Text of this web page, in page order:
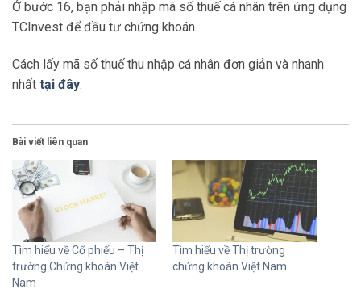
Ở bước 16, bạn phải nhập mã số thuế cá nhân trên ứng dụng
TCInvest để đầu tư chứng khoán.
Cách lấy mã số thuế thu nhập cá nhân đơn giản và nhanh
nhất tại đây.
Bài viết liên quan
Tìm hiểu về Cổ phiếu – Thị
trường Chứng khoán Việt
Nam
Tìm hiểu về Thị trường
chứng khoán Việt Nam